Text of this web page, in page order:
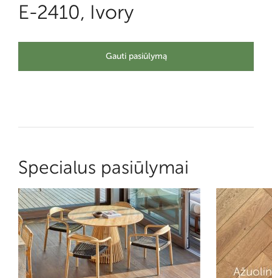
E-2410, Ivory
Gauti pasiūlymą
Specialus pasiūlymai